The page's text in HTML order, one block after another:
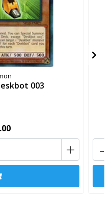
003
+ -